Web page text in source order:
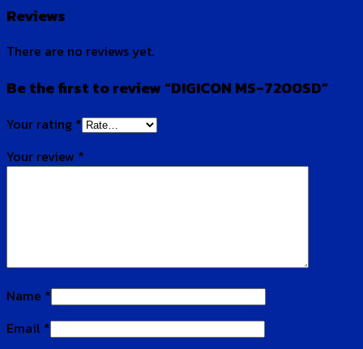
Reviews
There are no reviews yet.
Be the first to review “DIGICON MS-7200SD”
Your rating *
Your review *
Name *
Email *